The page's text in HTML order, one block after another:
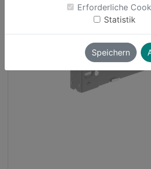
Erforderliche
Statistik
Speichern